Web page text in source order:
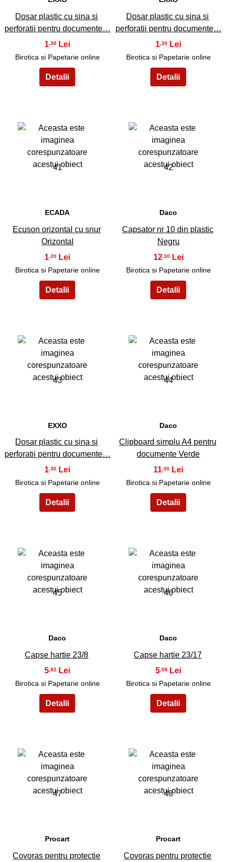
Dosar plastic cu sina si
perforatii pentru documente…
1 ,30
Birotica si Papetarie online
Dosar plastic cu sina si
perforatii pentru documente…
1 ,30
Birotica si Papetarie online
41
ECADA
Ecuson orizontal cu snur
Orizontal
1 ,20
Birotica si Papetarie online
42
Daco
Capsator nr 10 din plastic
Negru
12 ,30
Birotica si Papetarie online
43
EXXO
Dosar plastic cu sina si
perforatii pentru documente…
1,30
Birotica si Papetarie online
44
Daco
Clipboard simplu A4 pentru
documente Verde
11,30
Birotica si Papetarie online
45
Daco
Capse hartie 23/8
5 ,82
Birotica si Papetarie online
46
Daco
Capse hartie 23/17
5 ,08
Birotica si Papetarie online
47
Procart
Covoras pentru protectie
48
Procart
Covoras pentru protectie